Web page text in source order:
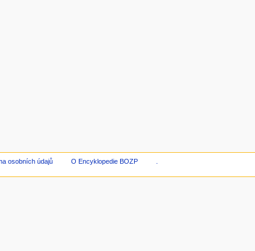
osobních údajů O Encyklopedie BOZP